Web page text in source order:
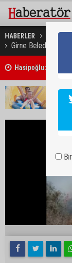
HABERLER GÜNDEM
Girne Belediye
Hasipoğlu: Yeni